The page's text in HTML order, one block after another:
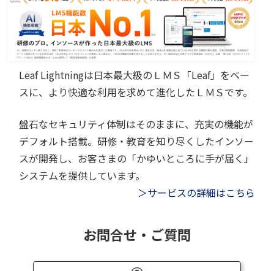
Leaf Lightningは日本最大級のＬＭＳ「Leaf」をベー
スに、より快適な利用を求めて進化したＬＭＳです。
盤石なセキュリティ体制はそのままに、充実の機能が
デフォルト搭載。研修・教育を知り尽くしたインソー
スが開発し、お客さまの「かゆいところに手が届く」
システムを提供しています。
＞サービスの詳細はこちら
お問合せ・ご質問